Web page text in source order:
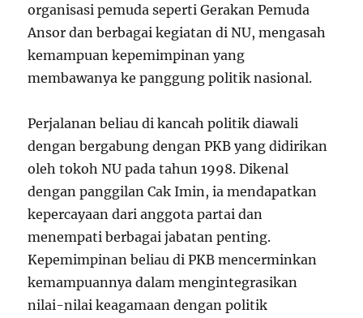
organisasi pemuda seperti Gerakan Pemuda
Ansor dan berbagai kegiatan di NU, mengasah
kemampuan kepemimpinan yang
membawanya ke panggung politik nasional.
Perjalanan beliau di kancah politik diawali
dengan bergabung dengan PKB yang didirikan
oleh tokoh NU pada tahun 1998. Dikenal
dengan panggilan Cak Imin, ia mendapatkan
kepercayaan dari anggota partai dan
menempati berbagai jabatan penting.
Kepemimpinan beliau di PKB mencerminkan
kemampuannya dalam mengintegrasikan
nilai-nilai keagamaan dengan politik